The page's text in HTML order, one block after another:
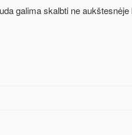
galima skalbti ne